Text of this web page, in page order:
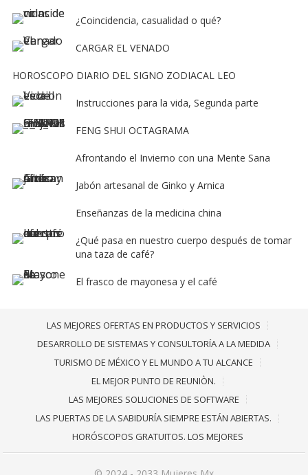
¿Coincidencia, casualidad o qué?
CARGAR EL VENADO
HOROSCOPO DIARIO DEL SIGNO ZODIACAL LEO
Instrucciones para la vida, Segunda parte
FENG SHUI OCTAGRAMA
Afrontando el Invierno con una Mente Sana
Jabón artesanal de Ginko y Arnica
Enseñanzas de la medicina china
¿Qué pasa en nuestro cuerpo después de tomar
una taza de café?
El frasco de mayonesa y el café
LAS MEJORES OFERTAS EN PRODUCTOS Y SERVICIOS
DESARROLLO DE SISTEMAS Y CONSULTORÍA A LA MEDIDA
TURISMO DE MÉXICO Y EL MUNDO A TU ALCANCE
EL MEJOR PUNTO DE REUNIÒN.
LAS MEJORES SOLUCIONES DE SOFTWARE
LAS PUERTAS DE LA SABIDURÍA SIEMPRE ESTÁN ABIERTAS.
HORÓSCOPOS GRATUITOS. LOS MEJORES